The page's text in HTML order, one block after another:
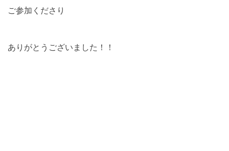
ご参加くださり
ありがとうございました！！